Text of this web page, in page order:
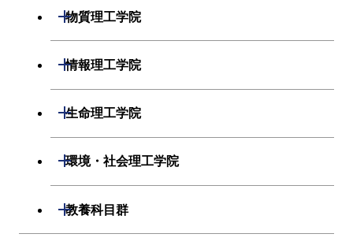
物質・情報卓越コース
人間医療科学技術コース
物質理工学院
開閉
材料系
開閉
エネルギーコース
応用化学コース
専門科目
情報理工学院
開閉
数理・計算科学系
開閉
知能情報コース
情報工学コース
専門科目
生命理工学院
開閉
生命理工学系
開閉
ライフエンジニアリングコ
環境・社会理工学院
開閉
建築学系
開閉
教養科目群
開閉